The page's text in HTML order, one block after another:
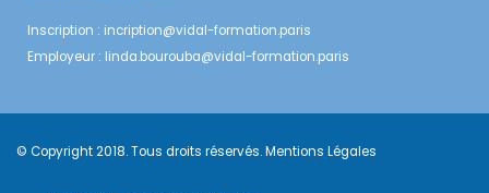
Inscription : incription@vidal-formation.paris
Employeur : linda.bourouba@vidal-formation.paris
© Copyright 2018. Tous droits réservés.Mentions Légales